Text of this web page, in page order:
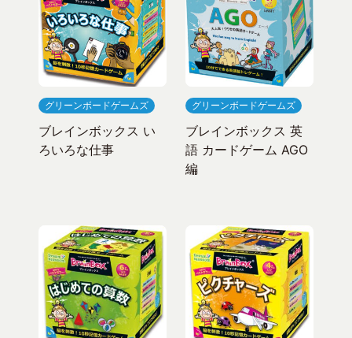
グリーンボードゲームズ
ブレインボックス い
ろいろな仕事
グリーンボードゲームズ
ブレインボックス 英
語 カードゲーム AGO
編